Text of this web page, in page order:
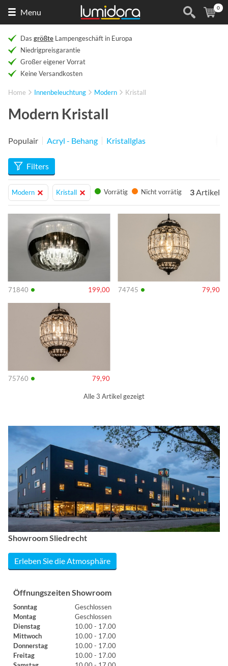
Menu (
0
Das größte Lampengeschäft in Europa
Niedrigpreisgarantie
Großer eigener Vorrat
Keine Versandkosten
Home Innenbeleuchtung Modern Kristall
Modern Kristall
Populair Acryl - Behang Kristallglas
Filters
Modern Kristall Vorrätig Nicht vorrätig 3Artikel
71840 • 199,00
Info
74745 • 79,90
Info
75760 • 79,90
Info
Alle 3 Artikel gezeigt
Showroom Sliedrecht
Erleben Sie die Atmosphäre
Öffnungszeiten Showroom
Sonntag
Geschlossen
Montag
Geschlossen
Dienstag
10.00 - 17.00
Mittwoch
10.00 - 17.00
Donnerstag
10.00 - 17.00
Freitag
10.00 - 17.00